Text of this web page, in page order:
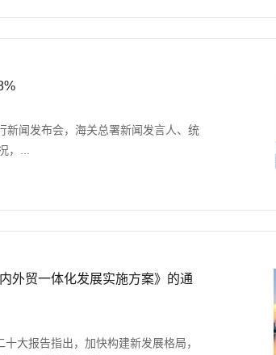
新闻发布会，海关总署新闻发言人、统
，...
外贸一体化发展实施方案》的通
报告指出，加快构建新发展格局，